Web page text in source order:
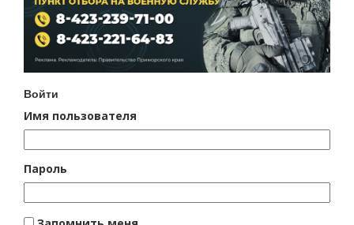
Войти
Имя пользователя
Пароль